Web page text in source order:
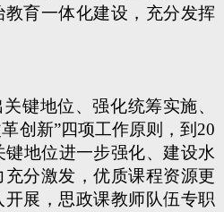
育一体化建设，充分发挥
关键地位、强化统筹实施、
创新”四项工作原则，到20
地位进一步强化、建设水
分激发，优质课程资源更
展，思政课教师队伍专职